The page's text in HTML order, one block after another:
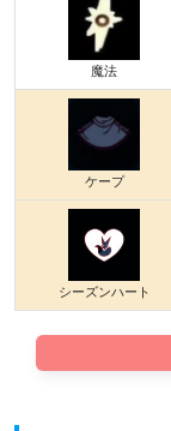
魔法
ケープ
シーズンハート